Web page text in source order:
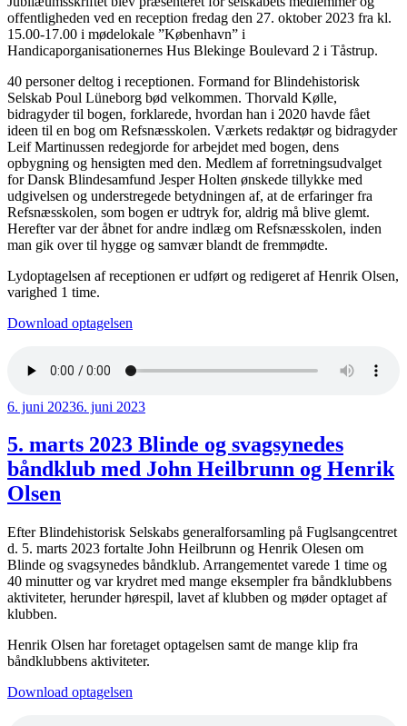
offentligheden ved en reception fredag den 27. oktober 2023 fra kl.
15.00-17.00 i mødelokale ”København” i
Handicaporganisationernes Hus Blekinge Boulevard 2 i Tåstrup.
40 personer deltog i receptionen. Formand for Blindehistorisk
Selskab Poul Lüneborg bød velkommen. Thorvald Kølle,
bidragyder til bogen, forklarede, hvordan han i 2020 havde fået
ideen til en bog om Refsnæsskolen. Værkets redaktør og bidragyder
Leif Martinussen redegjorde for arbejdet med bogen, dens
opbygning og hensigten med den. Medlem af forretningsudvalget
for Dansk Blindesamfund Jesper Holten ønskede tillykke med
udgivelsen og understregede betydningen af, at de erfaringer fra
Refsnæsskolen, som bogen er udtryk for, aldrig må blive glemt.
Herefter var der åbnet for andre indlæg om Refsnæsskolen, inden
man gik over til hygge og samvær blandt de fremmødte.
Lydoptagelsen af receptionen er udført og redigeret af Henrik Olsen,
varighed 1 time.
Download optagelsen
Udgivet
6. juni 20236. juni 2023
5. marts 2023 Blinde og svagsynedes
båndklub med John Heilbrunn og Henrik
Olsen
Efter Blindehistorisk Selskabs generalforsamling på Fuglsangcentret
d. 5. marts 2023 fortalte John Heilbrunn og Henrik Olesen om
Blinde og svagsynedes båndklub. Arrangementet varede 1 time og
40 minutter og var krydret med mange eksempler fra båndklubbens
aktiviteter, herunder hørespil, lavet af klubben og møder optaget af
klubben.
Henrik Olsen har foretaget optagelsen samt de mange klip fra
båndklubbens aktiviteter.
Download optagelsen